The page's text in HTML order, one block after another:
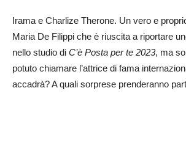
Irama e Charlize Therone. Un vero e
Maria De Filippi che è riuscita a riportare
nello studio di C’è Posta per te 2023, ma
potuto chiamare l’attrice di fama
accadrà? A quali sorprese prenderanno